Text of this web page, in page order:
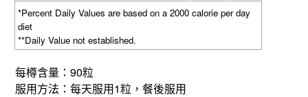
*Percent Daily Values are based on a 2000 calorie per day
diet
**Daily Value not established.
每樽含量： 90粒
服用方法：每天服用 1粒，餐後服用